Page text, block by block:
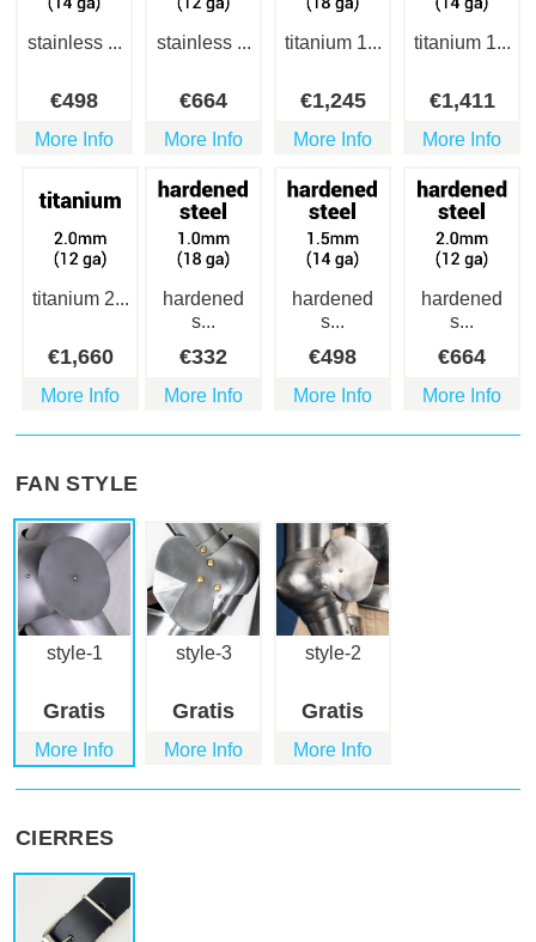
stainless ...
€498
More Info
stainless ...
€664
More Info
titanium 1...
€1,245
More Info
titanium 1...
€1,411
More Info
titanium 2...
€1,660
More Info
hardened
s...
€332
More Info
hardened
s...
€498
More Info
hardened
s...
€664
More Info
FAN STYLE
style-1
Gratis
More Info
style-3
Gratis
More Info
style-2
Gratis
More Info
CIERRES